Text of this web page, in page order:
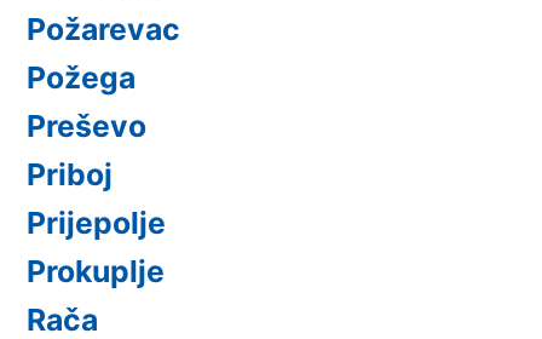
Požarevac
Požega
Preševo
Priboj
Prijepolje
Prokuplje
Rača